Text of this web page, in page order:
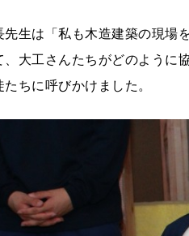
生は「私も木造建築の現場
大工さんたちがどのように
ちに呼びかけました。